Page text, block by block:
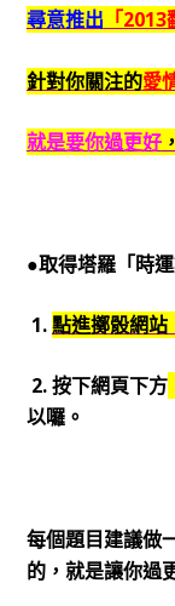
尋意推出 「2013
針對你關注的愛
就是要你過更好，
●取得塔羅「時
1.點進擲骰網站
2. 按下網頁下方
以囉。
每個題目建議做
的，就是讓你過